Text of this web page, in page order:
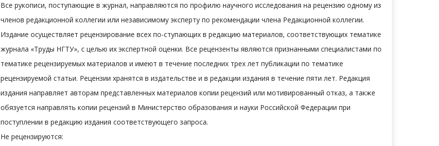
Все рукописи, поступающие в журнал, направляются по профилю научного исследования на рецензию одному из
членов редакционной коллегии или независимому эксперту по рекомендации члена Редакционной коллегии.
Издание осуществляет рецензирование всех по-ступающих в редакцию материалов, соответствующих тематике
журнала «Труды НГТУ», с целью их экспертной оценки. Все рецензенты являются признанными специалистами по
тематике рецензируемых материалов и имеют в течение последних трех лет публикации по тематике
рецензируемой статьи. Рецензии хранятся в издательстве и в редакции издания в течение пяти лет. Редакция
издания направляет авторам представленных материалов копии рецензий или мотивированный отказ, а также
обязуется направлять копии рецензий в Министерство образования и науки Российской Федерации при
поступлении в редакцию издания соответствующего запроса.
Не рецензируются: